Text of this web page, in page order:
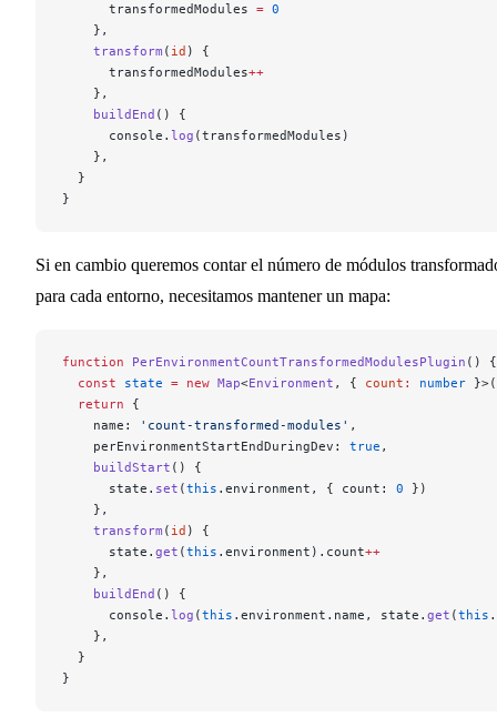
      transformedModules
= 0
    },
    transform
( id ) {
      transformedModules
++
    },
    buildEnd
() {
      console.
log (transformedModules)
    },
  }
}
Si en cambio queremos contar el número de módulos
para cada entorno, necesitamos mantener un mapa:
function PerEnvironmentCountTransformedModulesPlugin () {
  const
state = new Map<Environment , { count : number
  return
{
    name:
'count-transformed-modules' ,
    perEnvironmentStartEndDuringDev:
true ,
    buildStart
() {
      state.
set (this .environment, { count: 0 })
    },
    transform
( id ) {
      state.
get (this .environment).count++
    },
    buildEnd
() {
      console.
log (this .environment.name, state. get (this
    },
  }
}